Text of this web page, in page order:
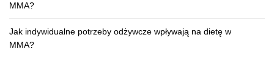
MMA?
Jak indywidualne potrzeby odżywcze wpływają na dietę w
MMA?